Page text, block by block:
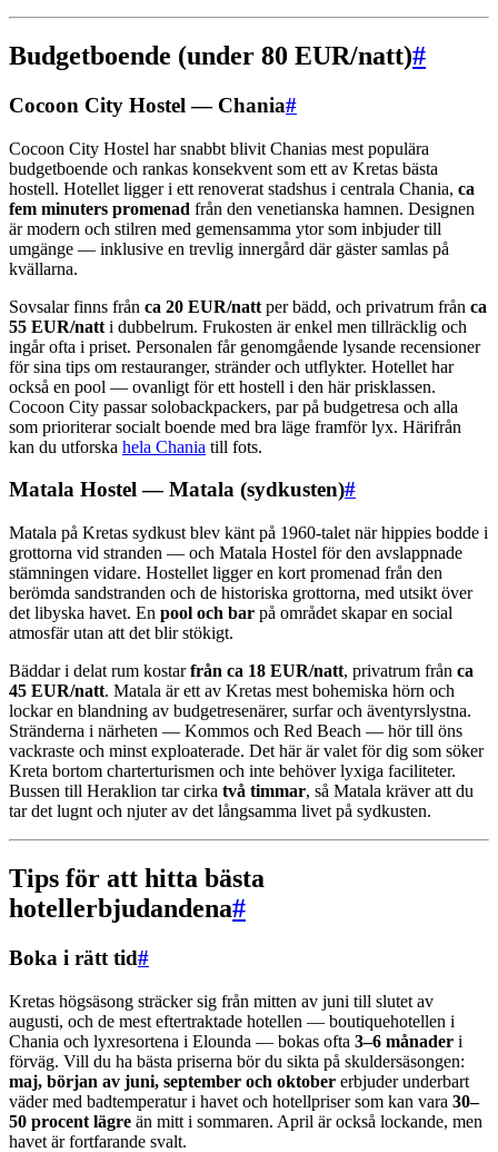
Budgetboende (under 80 EUR/natt)#
Cocoon City Hostel — Chania#
Cocoon City Hostel har snabbt blivit Chanias mest populära
budgetboende och rankas konsekvent som ett av Kretas bästa
hostell. Hotellet ligger i ett renoverat stadshus i centrala Chania, ca
fem minuters promenad från den venetianska hamnen. Designen
är modern och stilren med gemensamma ytor som inbjuder till
umgänge — inklusive en trevlig innergård där gäster samlas på
kvällarna.
Sovsalar finns från ca 20 EUR/natt per bädd, och privatrum från ca
55 EUR/natt i dubbelrum. Frukosten är enkel men tillräcklig och
ingår ofta i priset. Personalen får genomgående lysande recensioner
för sina tips om restauranger, stränder och utflykter. Hotellet har
också en pool — ovanligt för ett hostell i den här prisklassen.
Cocoon City passar solobackpackers, par på budgetresa och alla
som prioriterar socialt boende med bra läge framför lyx. Härifrån
kan du utforska hela Chania till fots.
Matala Hostel — Matala (sydkusten)#
Matala på Kretas sydkust blev känt på 1960-talet när hippies bodde i
grottorna vid stranden — och Matala Hostel för den avslappnade
stämningen vidare. Hostellet ligger en kort promenad från den
berömda sandstranden och de historiska grottorna, med utsikt över
det libyska havet. En pool och bar på området skapar en social
atmosfär utan att det blir stökigt.
Bäddar i delat rum kostarfrån ca 18 EUR/natt, privatrum från ca
45 EUR/natt. Matala är ett av Kretas mest bohemiska hörn och
lockar en blandning av budgetresenärer, surfar och äventyrslystna.
Stränderna i närheten — Kommos och Red Beach — hör till öns
vackraste och minst exploaterade. Det här är valet för dig som söker
Kreta bortom charterturismen och inte behöver lyxiga faciliteter.
Bussen till Heraklion tar cirka två timmar, så Matala kräver att du
tar det lugnt och njuter av det långsamma livet på sydkusten.
Tips för att hitta bästa
hotellerbjudandena#
Boka i rätt tid#
Kretas högsäsong sträcker sig från mitten av juni till slutet av
augusti, och de mest eftertraktade hotellen — boutiquehotellen i
Chania och lyxresortena i Elounda — bokas ofta 3–6 månader i
förväg. Vill du ha bästa priserna bör du sikta på skuldersäsongen:
maj, början av juni, september och oktober erbjuder underbart
väder med badtemperatur i havet och hotellpriser som kan vara 30–
50 procent lägre än mitt i sommaren. April är också lockande, men
havet är fortfarande svalt.